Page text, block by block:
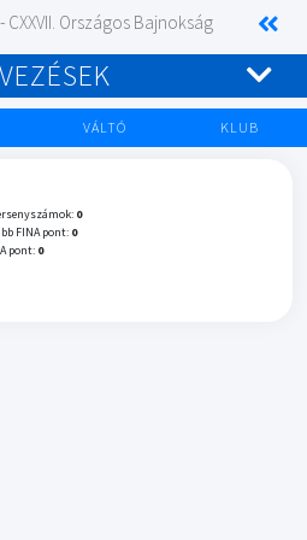
CXXVII. Országos Bajnokság
VÁLTÓ KLUB
0
FINA pont: 0
pont: 0